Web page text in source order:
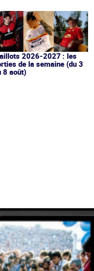
2026-2027 : les
de la semaine (du 3
8 août)